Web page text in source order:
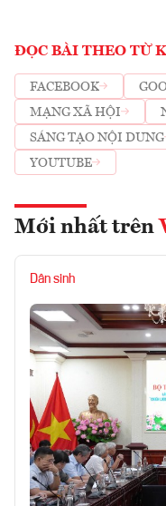
ĐỌC BÀI THEO TỪ
FACEBOOK
MẠNG XÃ HỘI
SÁNG TẠO NỘI DUNG
YOUTUBE
Mới nhất trên
Dân sinh